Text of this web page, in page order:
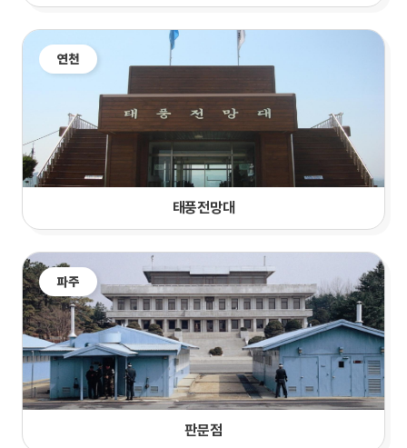
연천
태풍전망대
파주
판문점